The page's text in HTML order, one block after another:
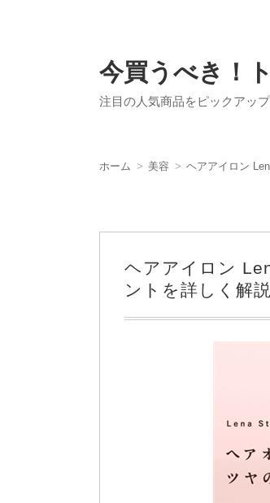
今買うべき！
注目の人気商品をピックアッ
ホーム 美容 ヘアアイロン
ヘアアイロン
ントを詳しく解説